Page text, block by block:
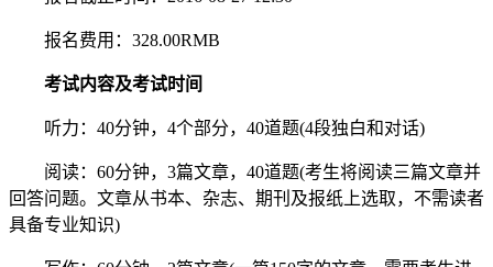
报名费用：328.00RMB
考试内容及考试时间
听力：40分钟，4个部分，40道题(4段独白和对话)
阅读：60分钟，3篇文章，40道题(考生将阅读三篇文章并
回答问题。文章从书本、杂志、期刊及报纸上选取，不需读者
具备专业知识)